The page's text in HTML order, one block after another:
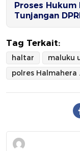
Proses Hukum
Tunjangan
Tag Terkait:
haltar maluku